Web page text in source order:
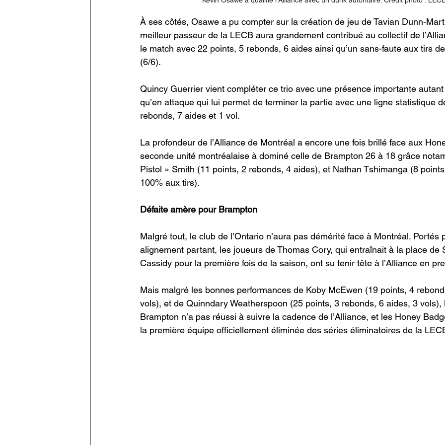
À ses côtés, Osawe a pu compter sur la création de jeu de Tavian Dunn-
meilleur passeur de la LECB aura grandement contribué au collectif de
le match avec 22 points, 5 rebonds, 6 aides ainsi qu’un sans-faute aux tirs
(6/6).
Quincy Guerrier vient compléter ce trio avec une présence importante
qu’en attaque qui lui permet de terminer la partie avec une ligne statistique
rebonds, 7 aides et 1 vol.
La profondeur de l’Alliance de Montréal a encore une fois brillé face aux
seconde unité montréalaise à dominé celle de Brampton 26 à 18 grâce
Pistol » Smith (11 points, 2 rebonds, 4 aides), et Nathan Tshimanga (8
100% aux tirs).
Défaite amère pour Brampton
Malgré tout, le club de l’Ontario n’aura pas démérité face à Montréal. Portés
alignement partant, les joueurs de Thomas Cory, qui entraînait à la place de
Cassidy pour la première fois de la saison, ont su tenir tête à l’Alliance en
Mais malgré les bonnes performances de Koby McEwen (19 points, 4
vols), et de Quinndary Weatherspoon (25 points, 3 rebonds, 6 aides, 3
Brampton n’a pas réussi à suivre la cadence de l’Alliance, et les Honey
la première équipe officiellement éliminée des séries éliminatoires de la